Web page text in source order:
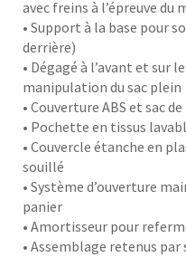
avec freins à l’épreuve du
• Support à la base pour
derrière)
• Dégagé à l’avant et sur
manipulation du sac plein
• Couverture ABS et sac
• Pochette en tissus
• Couvercle étanche en
souillé
• Système d’ouverture
panier
• Amortisseur pour
• Assemblage retenus par